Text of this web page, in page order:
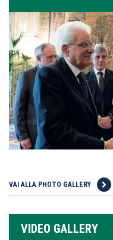
VAI ALLA PHOTO GALLERY
VIDEO GALLERY